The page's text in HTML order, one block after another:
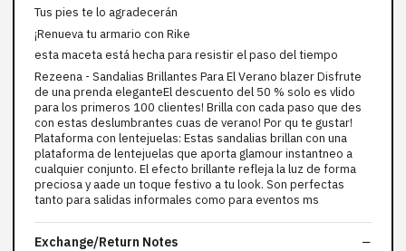
Tus pies te lo agradecerán
¡Renueva tu armario con Rike
esta maceta está hecha para resistir el paso del tiempo
Rezeena - Sandalias Brillantes Para El Verano blazer Disfrute
de una prenda eleganteEl descuento del 50 % solo es vlido
para los primeros 100 clientes! Brilla con cada paso que des
con estas deslumbrantes cuas de verano! Por qu te gustar!
Plataforma con lentejuelas: Estas sandalias brillan con una
plataforma de lentejuelas que aporta glamour instantneo a
cualquier conjunto. El efecto brillante refleja la luz de forma
preciosa y aade un toque festivo a tu look. Son perfectas
tanto para salidas informales como para eventos ms
Exchange/Return Notes